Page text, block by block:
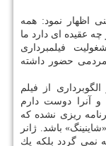
اظهار نمود: همه
عقیده ای دارد ما
فیلمبرداری
مردمی حضور داشته
از فیلم
و آنرا دوست دارم
ریزی نشده كه
باشد. ژانر
نمی گردد بلكه یك